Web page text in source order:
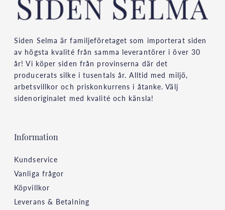
Siden Selma är familjeföretaget som importerat siden
av högsta kvalité från samma leverantörer i över 30
år! Vi köper siden från provinserna där det
producerats silke i tusentals år. Alltid med miljö,
arbetsvillkor och priskonkurrens i åtanke. Välj
sidenoriginalet med kvalité och känsla!
Information
Kundservice
Vanliga frågor
Köpvillkor
Leverans & Betalning